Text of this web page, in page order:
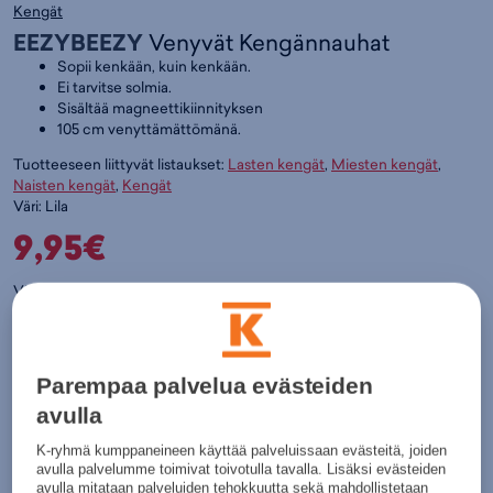
Kengät
EEZYBEEZYVenyvät Kengännauhat
Sopii kenkään, kuin kenkään.
Ei tarvitse solmia.
Sisältää magneettikiinnityksen
105 cm venyttämättömänä.
Tuotteeseen liittyvät listaukset: Lasten kengät, Miesten kengät,
Naisten kengät, Kengät
Väri: Lila
9,95€
Värit:
Lila
Parempaa palvelua evästeiden
avulla
K-ryhmä kumppaneineen käyttää palveluissaan evästeitä, joiden
avulla palvelumme toimivat toivotulla tavalla. Lisäksi evästeiden
avulla mitataan palveluiden tehokkuutta sekä mahdollistetaan